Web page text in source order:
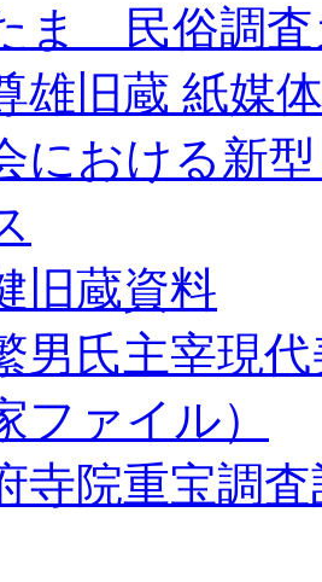
ま 民俗調査
雄旧蔵 紙媒
における新
旧蔵資料
男氏主宰現
ファイル）
寺院重宝調